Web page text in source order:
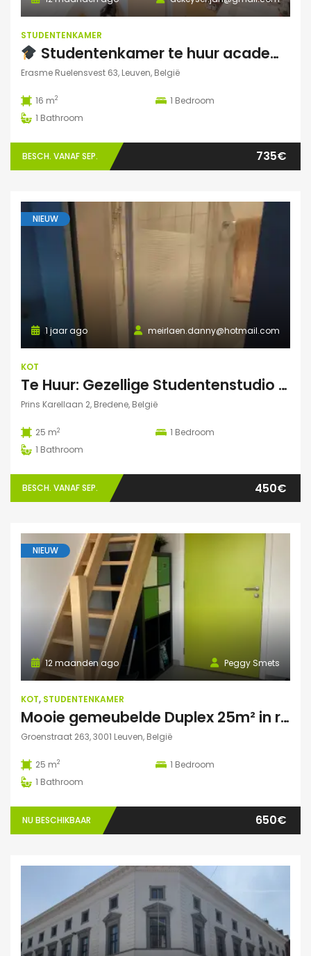
STUDENTENKAMER
Studentenkamer te huur academiejaar 2025-2026 – Ruelensvest 63, Leuven (Naamsepoort)
Erasme Ruelensvest 63, Leuven, België
16 m2 1 Bedroom
1 Bathroom
BESCH. VANAF SEP. 735€
NIEUW
meirlaen.danny@hotmail.com
1 jaar ago
KOT
Te Huur: Gezellige Studentenstudio 25m² in Bredene Duinen – Dicht bij Zee en VIVES!
Prins Karellaan 2, Bredene, België
25 m2 1 Bedroom
1 Bathroom
BESCH. VANAF SEP. 450€
NIEUW
Peggy Smets
12 maanden ago
KOT, STUDENTENKAMER
Mooie gemeubelde Duplex 25m² in residentie met tuin
Groenstraat 263, 3001 Leuven, België
25 m2 1 Bedroom
1 Bathroom
NU BESCHIKBAAR 650€